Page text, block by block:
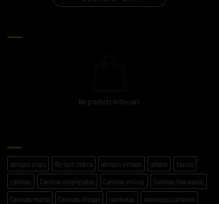
No products in the cart.
abrigos crazy Abrigos marca abrigos vintage adidas
blusas
camisas
Camisas estampadas Camisas etnicas
Camisas hawaianas
Camisas marca
Camisas vintage camisetas
camisetas cartoons